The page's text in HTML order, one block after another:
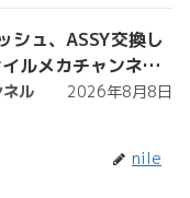
シュ、ASSY交換し
ルメカチャンネル
ル 2026年8月8日
nile